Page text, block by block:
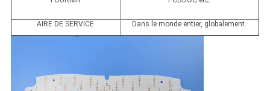
AIRE DE SERVICE Dans le monde entier, globalement.